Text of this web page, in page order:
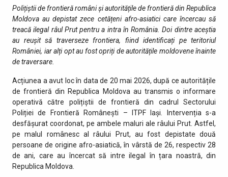
Polițiștii de frontieră români și autoritățile de frontieră din Republica
Moldova au depistat zece cetățeni afro-asiatici care încercau să
treacă ilegal râul Prut pentru a intra în România. Doi dintre aceștia
au reușit să traverseze frontiera, fiind identificați pe teritoriul
României, iar alți opt au fost opriți de autoritățile moldovene înainte
de traversare.
Acțiunea a avut loc în data de 20 mai 2026, după ce autoritățile
de frontieră din Republica Moldova au transmis o informare
operativă către polițiștii de frontieră din cadrul Sectorului
Poliției de Frontieră Românești – ITPF Iași. Intervenția s-a
desfășurat coordonat, pe ambele maluri ale râului Prut. Astfel,
pe malul românesc al râului Prut, au fost depistate două
persoane de origine afro-asiatică, în vârstă de 26, respectiv 28
de ani, care au încercat să intre ilegal în țara noastră, din
Republica Moldova.